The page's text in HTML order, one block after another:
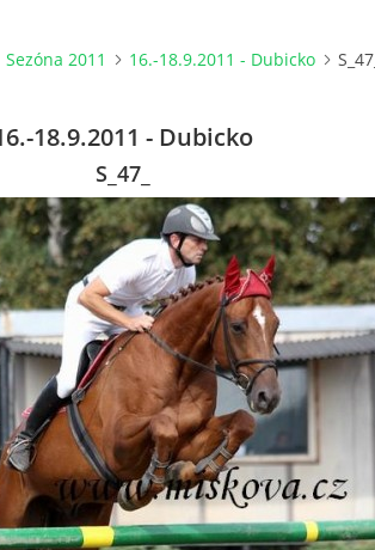
Sezóna 2011 16.-18.9.2011 - Dubicko S_47_
18.9.2011 - Dubicko
S_47_